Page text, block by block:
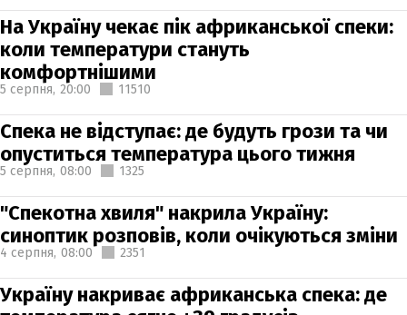
На Україну чекає пік африканської спеки:
коли температури стануть
комфортнішими
5 серпня, 20:00 11510
Спека не відступає: де будуть грози та чи
опуститься температура цього тижня
5 серпня, 08:00 1325
"Спекотна хвиля" накрила Україну:
синоптик розповів, коли очікуються зміни
4 серпня, 08:00 2351
Україну накриває африканська спека: де